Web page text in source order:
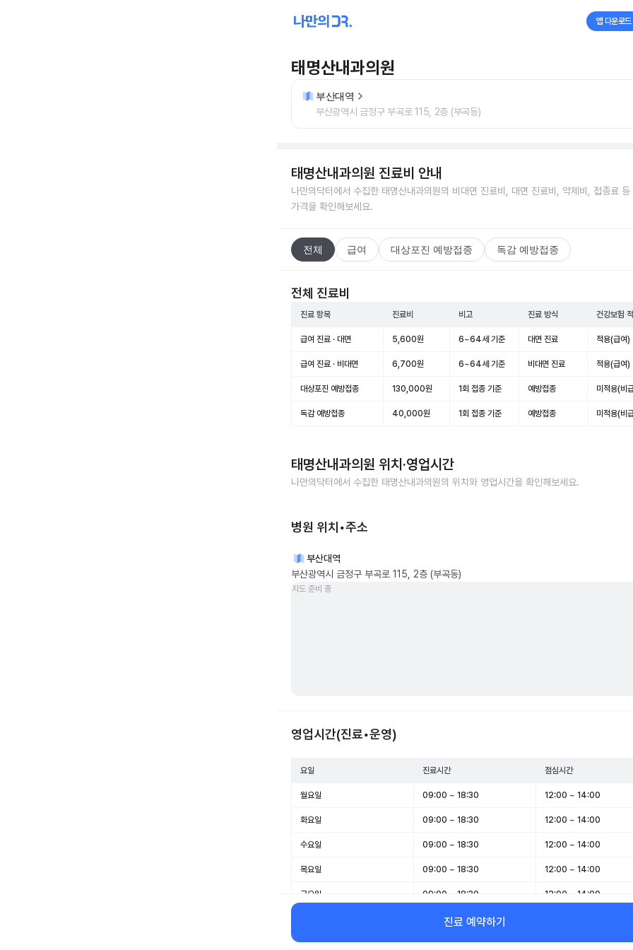
앱 다운로드
태명산내과의원
부산대역
부산광역시 금정구 부곡로 115, 2층 (부곡동)
태명산내과의원 진료비 안내
나만의닥터에서 수집한 태명산내과의원의 비대면 진료비, 대면 진료비, 약제비, 접종료 등
가격을 확인해보세요.
전체 급여 대상포진 예방접종 독감 예방접종
전체 진료비
진료 항목 진료비 비고 진료 방식 건강보험
급여 진료 · 대면 5,600원 6~64세 기준 대면 진료 적용(급여)
급여 진료 · 비대면 6,700원 6~64세 기준 비대면 진료 적용(급여)
대상포진 예방접종 130,000원 1회 접종 기준 예방접종 미적용(비
독감 예방접종 40,000원 1회 접종 기준 예방접종 미적용(비
태명산내과의원 위치·영업시간
나만의닥터에서 수집한 태명산내과의원의 위치와 영업시간을 확인해보세요.
병원 위치•주소
부산대역
부산광역시 금정구 부곡로 115, 2층 (부곡동)
지도 준비 중
영업시간(진료•운영)
요일 진료시간 점심시간
월요일 09:00 ~ 18:30 12:00 ~ 14:00
화요일 09:00 ~ 18:30 12:00 ~ 14:00
수요일 09:00 ~ 18:30 12:00 ~ 14:00
목요일 09:00 ~ 18:30 12:00 ~ 14:00
금요일 09:00 ~ 18:30 12:00 ~ 14:00
09:00 ~ 12:00
일요일 휴무 -
진료 예약하기